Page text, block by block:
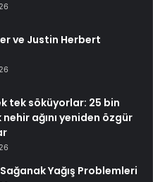
ve Justin Herbert
tek söküyorlar: 25 bin
ağını yeniden özgür
Yağış Problemleri